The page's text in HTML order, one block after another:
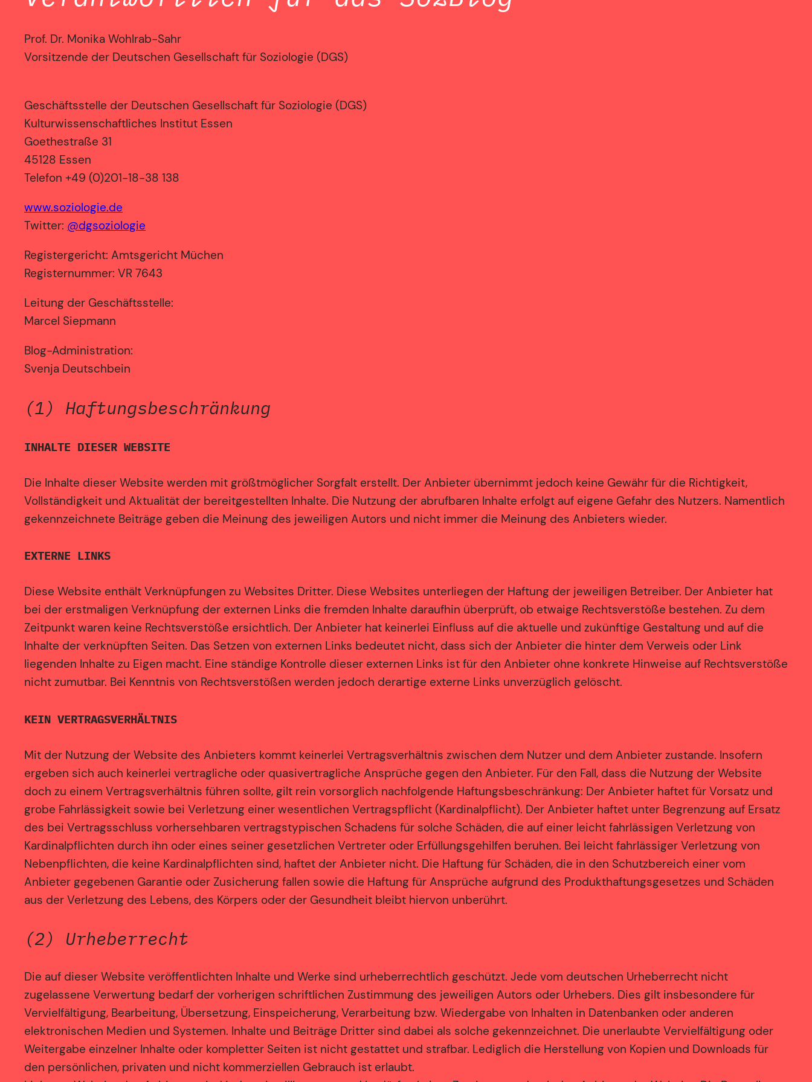
Prof. Dr. Monika Wohlrab-Sahr
Vorsitzende der Deutschen Gesellschaft für Soziologie (DGS)
Geschäftsstelle der Deutschen Gesellschaft für Soziologie (DGS)
Kulturwissenschaftliches Institut Essen
Goethestraße 31
45128 Essen
Telefon +49 (0)201-18-38 138
www.soziologie.de
Twitter: @dgsoziologie
Registergericht: Amtsgericht Müchen
Registernummer: VR 7643
Leitung der Geschäftsstelle:
Marcel Siepmann
Blog-Administration:
Svenja Deutschbein
(1) Haftungsbeschränkung
INHALTE DIESER WEBSITE
Die Inhalte dieser Website werden mit größtmöglicher Sorgfalt erstellt. Der Anbieter übernimmt jedoch keine Gewähr für die Richtigkeit,
Vollständigkeit und Aktualität der bereitgestellten Inhalte. Die Nutzung der abrufbaren Inhalte erfolgt auf eigene Gefahr des Nutzers. Namentlich
gekennzeichnete Beiträge geben die Meinung des jeweiligen Autors und nicht immer die Meinung des Anbieters wieder.
EXTERNE LINKS
Diese Website enthält Verknüpfungen zu Websites Dritter. Diese Websites unterliegen der Haftung der jeweiligen Betreiber. Der Anbieter hat
bei der erstmaligen Verknüpfung der externen Links die fremden Inhalte daraufhin überprüft, ob etwaige Rechtsverstöße bestehen. Zu dem
Zeitpunkt waren keine Rechtsverstöße ersichtlich. Der Anbieter hat keinerlei Einfluss auf die aktuelle und zukünftige Gestaltung und auf die
Inhalte der verknüpften Seiten. Das Setzen von externen Links bedeutet nicht, dass sich der Anbieter die hinter dem Verweis oder Link
liegenden Inhalte zu Eigen macht. Eine ständige Kontrolle dieser externen Links ist für den Anbieter ohne konkrete Hinweise auf Rechtsverstöße
nicht zumutbar. Bei Kenntnis von Rechtsverstößen werden jedoch derartige externe Links unverzüglich gelöscht.
KEIN VERTRAGSVERHÄLTNIS
Mit der Nutzung der Website des Anbieters kommt keinerlei Vertragsverhältnis zwischen dem Nutzer und dem Anbieter zustande. Insofern
ergeben sich auch keinerlei vertragliche oder quasivertragliche Ansprüche gegen den Anbieter. Für den Fall, dass die Nutzung der Website
doch zu einem Vertragsverhältnis führen sollte, gilt rein vorsorglich nachfolgende Haftungsbeschränkung: Der Anbieter haftet für Vorsatz und
grobe Fahrlässigkeit sowie bei Verletzung einer wesentlichen Vertragspflicht (Kardinalpflicht). Der Anbieter haftet unter Begrenzung auf Ersatz
des bei Vertragsschluss vorhersehbaren vertragstypischen Schadens für solche Schäden, die auf einer leicht fahrlässigen Verletzung von
Kardinalpflichten durch ihn oder eines seiner gesetzlichen Vertreter oder Erfüllungsgehilfen beruhen. Bei leicht fahrlässiger Verletzung von
Nebenpflichten, die keine Kardinalpflichten sind, haftet der Anbieter nicht. Die Haftung für Schäden, die in den Schutzbereich einer vom
Anbieter gegebenen Garantie oder Zusicherung fallen sowie die Haftung für Ansprüche aufgrund des Produkthaftungsgesetzes und Schäden
aus der Verletzung des Lebens, des Körpers oder der Gesundheit bleibt hiervon unberührt.
(2) Urheberrecht
Die auf dieser Website veröffentlichten Inhalte und Werke sind urheberrechtlich geschützt. Jede vom deutschen Urheberrecht nicht
zugelassene Verwertung bedarf der vorherigen schriftlichen Zustimmung des jeweiligen Autors oder Urhebers. Dies gilt insbesondere für
Vervielfältigung, Bearbeitung, Übersetzung, Einspeicherung, Verarbeitung bzw. Wiedergabe von Inhalten in Datenbanken oder anderen
elektronischen Medien und Systemen. Inhalte und Beiträge Dritter sind dabei als solche gekennzeichnet. Die unerlaubte Vervielfältigung oder
Weitergabe einzelner Inhalte oder kompletter Seiten ist nicht gestattet und strafbar. Lediglich die Herstellung von Kopien und Downloads für
den persönlichen, privaten und nicht kommerziellen Gebrauch ist erlaubt.